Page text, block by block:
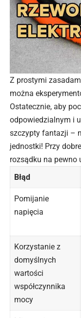
Z prostymi
można
Ostatecznie, aby
odpowiedzialnym i
szczypty fantazji –
jednostki! Przy
rozsądku na pewno
Błąd
Pomijanie
napięcia
Korzystanie z
domyślnych
wartości
współczynnika
mocy